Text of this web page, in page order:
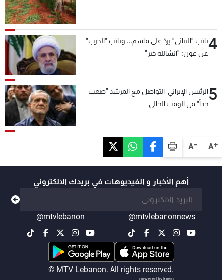
A+
A-
4نائب "الثنائي" يردّ على قاسم... ونائب "الحزب"
عن عون: "انشالله خير"
5الرئيس الإيراني: التواصل مع المرشد "صعب
جداً" في الوقت الحالي
أهم الأخبار و الفيديوهات في بريدك الالكتروني
@mtvlebanonnews
@mtvlebanon
© MTV Lebanon. All rights reserved.
powered by koein